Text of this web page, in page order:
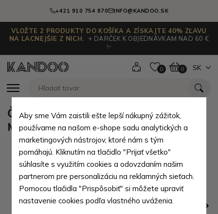
+421 910 754 870 INFO@KANDOO.SK
VLOŽTE 2 PRODUKTY DO KOŠÍKA A ZÍSKAJTE 40% ZĽAVU
NA LACNEJŠIE Z NICH.
+ DARČEK K OBJEDNÁVKAM NAD 60 €
✨
0 0 SK
Čierna pánska kožená peňaženka
Malachi
Aby sme Vám zaistili ešte lepší nákupný zážitok,
používame na našom e-shope sadu analytických a
marketingových nástrojov, ktoré nám s tým
pomáhajú. Kliknutím na tlačidlo "Prijať všetko"
súhlasíte s využitím cookies a odovzdaním našim
partnerom pre personalizáciu na reklamných sieťach.
Pomocou tlačidla "Prispôsobiť" si môžete upraviť
nastavenie cookies podľa vlastného uváženia.